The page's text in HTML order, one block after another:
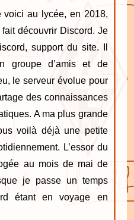
voici au lycée, en 2018,
découvrir Discord. Je
support du site. Il
groupe d’amis et de
le serveur évolue pour
des connaissances
A ma plus grande
voilà déjà une petite
L’essor du
au mois de mai de
je passe un temps
étant en voyage en